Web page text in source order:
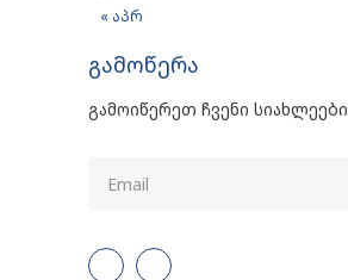
« აპრ
გამოწერა
გამოიწერეთ ჩვენი სიახლეები